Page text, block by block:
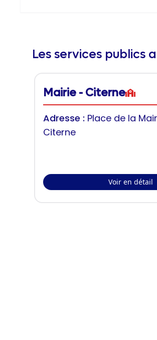
Les services publics
Mairie - Citerne
Adresse : Place de la
Citerne
Voir en détail